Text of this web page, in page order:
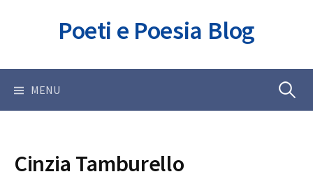
Poeti e Poesia Blog
MENU Ricerca
Cinzia Tamburello